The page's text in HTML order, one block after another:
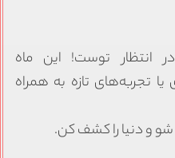
انتظار توست! این ماه
تجربه‌های تازه به همراه
و دنیا را کشف کن.